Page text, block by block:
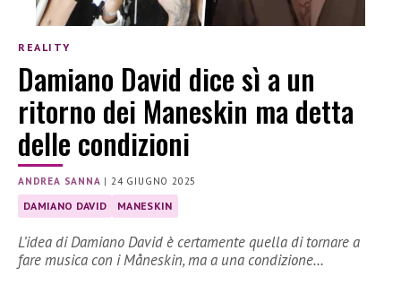
REALITY
Damiano David dice sì a un
ritorno dei Maneskin ma detta
delle condizioni
ANDREA SANNA |24 GIUGNO 2025
DAMIANO DAVID MANESKIN
L’idea di Damiano David è certamente quella di tornare a
fare musica con i Måneskin, ma a una condizione…